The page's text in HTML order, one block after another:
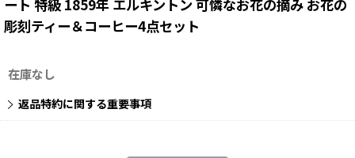
ート 特級 1859年 エルキントン 可憐なお花の摘み お花の
彫刻ティー＆コーヒー4点セット
在庫なし
返品特約に関する重要事項